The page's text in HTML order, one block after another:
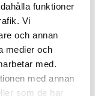
funktioner
Vi
och annan
medier och
med.
med annan
som de har
blandning,
Svart te
earl grey, malva
65 KR